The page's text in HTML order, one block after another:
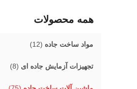
همه محصولات
مواد ساخت جاده (12)
تجهیزات آزمایش جاده ای (8)